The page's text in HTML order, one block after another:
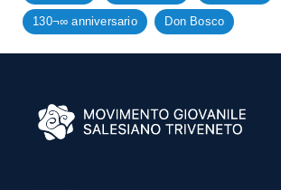
130¬∞ anniversario Don Bosco